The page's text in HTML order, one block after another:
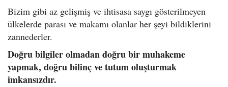
Bizim gibi az gelişmiş ve ihtisasa saygı gösterilmeyen
ülkelerde parası ve makamı olanlar her şeyi bildiklerini
zannederler.
Doğru bilgiler olmadan doğru bir muhakeme
yapmak, doğru bilinç ve tutum oluşturmak
imkansızdır.